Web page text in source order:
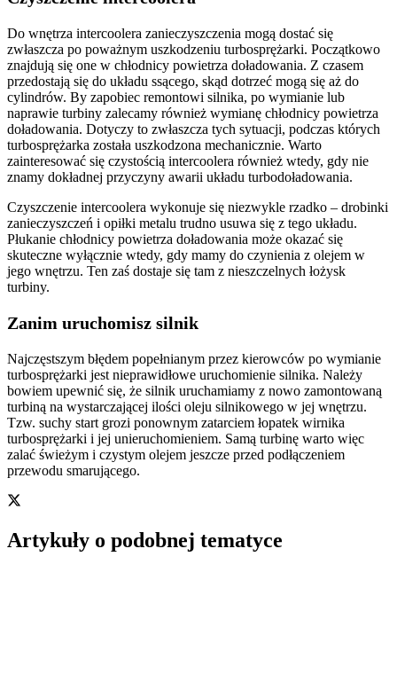
Do wnętrza intercoolera zanieczyszczenia mogą dostać się
zwłaszcza po poważnym uszkodzeniu turbosprężarki. Początkowo
znajdują się one w chłodnicy powietrza doładowania. Z czasem
przedostają się do układu ssącego, skąd dotrzeć mogą się aż do
cylindrów. By zapobiec remontowi silnika, po wymianie lub
naprawie turbiny zalecamy również wymianę chłodnicy powietrza
doładowania. Dotyczy to zwłaszcza tych sytuacji, podczas których
turbosprężarka została uszkodzona mechanicznie. Warto
zainteresować się czystością intercoolera również wtedy, gdy nie
znamy dokładnej przyczyny awarii układu turbodoładowania.
Czyszczenie intercoolera wykonuje się niezwykle rzadko – drobinki
zanieczyszczeń i opiłki metalu trudno usuwa się z tego układu.
Płukanie chłodnicy powietrza doładowania może okazać się
skuteczne wyłącznie wtedy, gdy mamy do czynienia z olejem w
jego wnętrzu. Ten zaś dostaje się tam z nieszczelnych łożysk
turbiny.
Zanim uruchomisz silnik
Najczęstszym błędem popełnianym przez kierowców po wymianie
turbosprężarki jest nieprawidłowe uruchomienie silnika. Należy
bowiem upewnić się, że silnik uruchamiamy z nowo zamontowaną
turbiną na wystarczającej ilości oleju silnikowego w jej wnętrzu.
Tzw. suchy start grozi ponownym zatarciem łopatek wirnika
turbosprężarki i jej unieruchomieniem. Samą turbinę warto więc
zalać świeżym i czystym olejem jeszcze przed podłączeniem
przewodu smarującego.
Artykuły o podobnej tematyce